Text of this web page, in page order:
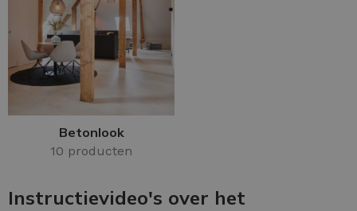
Betonlook
10 producten
Instructievideo's over het